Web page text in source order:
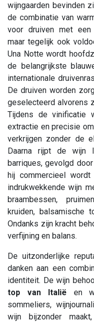
wijngaarden bevinden
de combinatie van
voor druiven met een
maar tegelijk ook
Una Notte wordt
de belangrijkste
internationale
De druiven worden
geselecteerd alvorens
Tijdens de vinificatie
extractie en precisie
verkrijgen zonder de
Daarna rijpt de wijn
barriques, gevolgd
hij commercieel
indrukwekkende wijn
braambessen,
kruiden, balsamische
Ondanks zijn kracht
verfijning en balans.
De uitzonderlijke
danken aan een
identiteit. De wijn
top van Italië en
sommeliers,
wijn bijzonder